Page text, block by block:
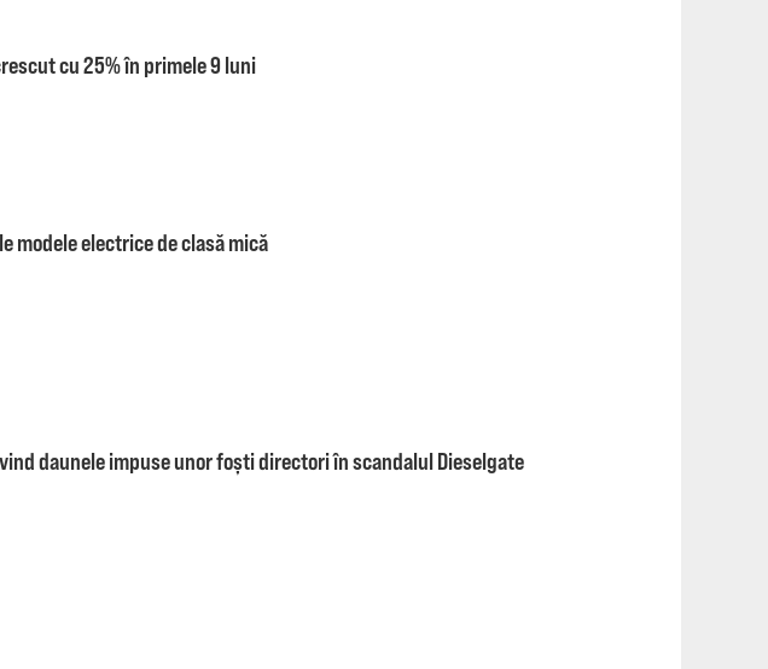
cu 25% în primele 9 luni
modele electrice de clasă mică
daunele impuse unor foști directori în scandalul Dieselgate